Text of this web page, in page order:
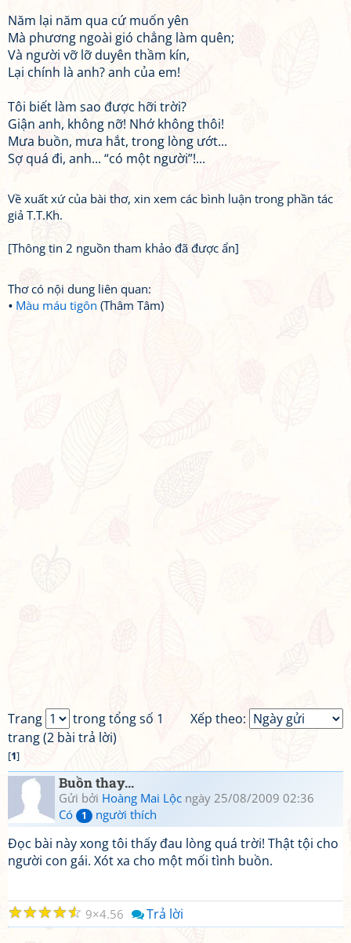
Năm lại năm qua cứ muốn yên
Mà phương ngoài gió chẳng làm quên;
Và người vỡ lỡ duyên thầm kín,
Lại chính là anh? anh của em!
Tôi biết làm sao được hỡi trời?
Giận anh, không nỡ! Nhớ không thôi!
Mưa buồn, mưa hắt, trong lòng ướt...
Sợ quá đi, anh... “có một người”!...
Về xuất xứ của bài thơ, xin xem các bình luận trong phần tác
giả T.T.Kh.
[Thông tin 2 nguồn tham khảo đã được ẩn]
Thơ có nội dung liên quan:
Màu máu tigôn (Thâm Tâm)
Xếp theo:
Trang
trong tổng số 1
trang (2 bài trả lời)
[1]
Buồn thay...
Gửi bởi Hoàng Mai Lộc ngày 25/08/2009 02:36
Có
1 người thích
Đọc bài này xong tôi thấy đau lòng quá trời! Thật tội cho
người con gái. Xót xa cho một mối tình buồn.
☆
☆
☆
☆
☆ 9 4.56 Trả lời